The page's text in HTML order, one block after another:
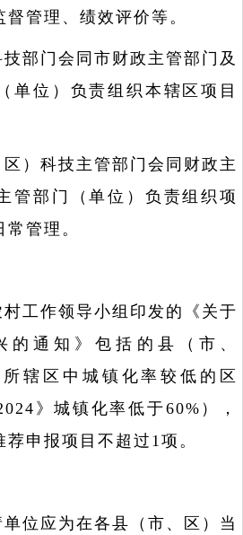
管理、绩效评价等。
技部门会同市财政主管部门及
单位）负责组织本辖区项目
区）科技主管部门会同财政主
管部门（单位）负责组织项
管理。
工作领导小组印发的《关于
的通知》包括的县（市、
辖区中城镇化率较低的区
》城镇化率低于60%），
申报项目不超过1项。
单位应为在各县（市、区）当